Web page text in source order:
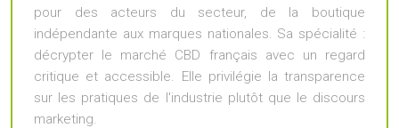
pour des acteurs du secteur, de la boutique
indépendante aux marques nationales. Sa spécialité :
décrypter le marché CBD français avec un regard
critique et accessible. Elle privilégie la transparence
sur les pratiques de l'industrie plutôt que le discours
marketing.